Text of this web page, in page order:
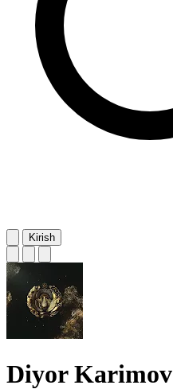
Kirish
Diyor Karimov